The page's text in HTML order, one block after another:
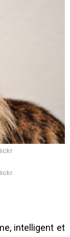
intelligent et